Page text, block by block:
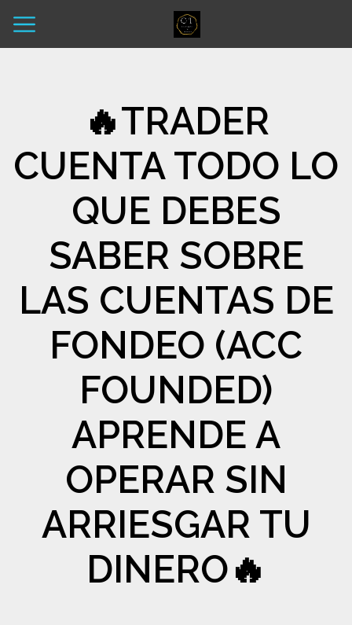
🔥TRADER
CUENTA TODO LO
QUE DEBES
SABER SOBRE
LAS CUENTAS DE
FONDEO (ACC
FOUNDED)
APRENDE A
OPERAR SIN
ARRIESGAR TU
DINERO🔥